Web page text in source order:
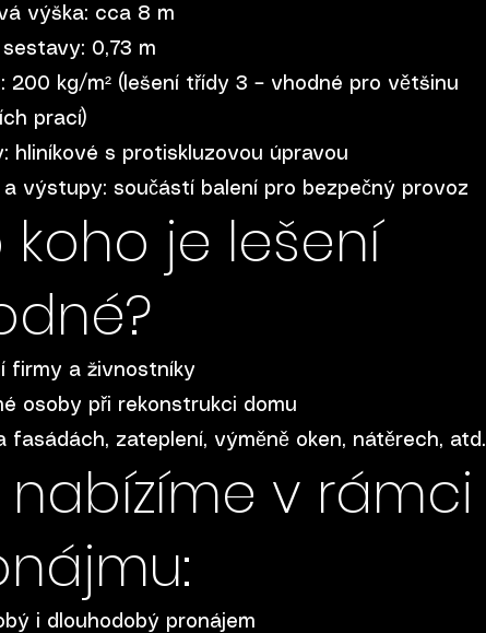
výška: cca 8 m
sestavy: 0,73 m
200 kg/m² (lešení třídy 3 – vhodné pro většinu
prací)
hliníkové s protiskluzovou úpravou
a výstupy: součástí balení pro bezpečný provoz
koho je lešení
firmy a živnostníky
osoby při rekonstrukci domu
fasádách, zateplení, výměně oken, nátěrech, atd.
nabízíme v rámci
i dlouhodobý pronájem